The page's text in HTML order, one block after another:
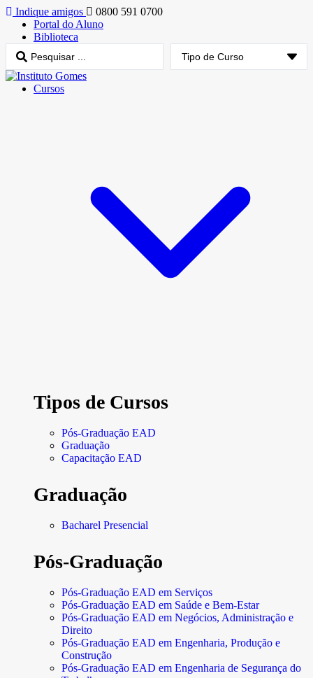
Indique amigos
0800 591 0700
Portal do Aluno
Biblioteca
Cursos
Tipos de Cursos
Pós-Graduação EAD
Graduação
Capacitação EAD
Graduação
Bacharel Presencial
Pós-Graduação
Pós-Graduação EAD em Serviços
Pós-Graduação EAD em Saúde e Bem-Estar
Pós-Graduação EAD em Negócios, Administração e
Direito
Pós-Graduação EAD em Engenharia, Produção e
Construção
Pós-Graduação EAD em Engenharia de Segurança do